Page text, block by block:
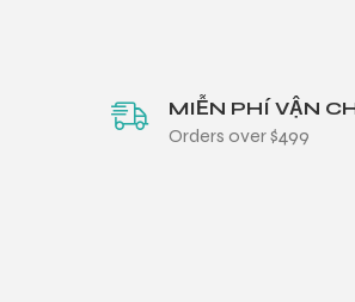
MIỄN PHÍ VẬN
Orders over $499